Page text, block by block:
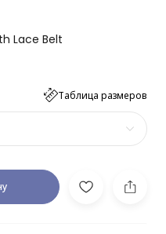
Lace Belt
Таблица размеров